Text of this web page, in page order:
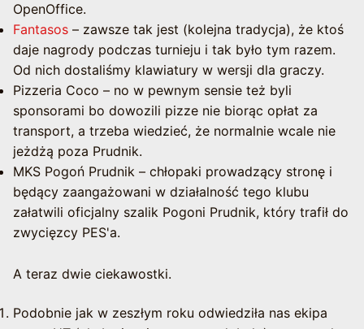
OpenOffice.
Fantasos – zawsze tak jest (kolejna tradycja), że ktoś
daje nagrody podczas turnieju i tak było tym razem.
Od nich dostaliśmy klawiatury w wersji dla graczy.
Pizzeria Coco – no w pewnym sensie też byli
sponsorami bo dowozili pizze nie biorąc opłat za
transport, a trzeba wiedzieć, że normalnie wcale nie
jeżdżą poza Prudnik.
MKS Pogoń Prudnik – chłopaki prowadzący stronę i
będący zaangażowani w działalność tego klubu
załatwili oficjalny szalik Pogoni Prudnik, który trafił do
zwycięzcy PES'a.
A teraz dwie ciekawostki.
Podobnie jak w zeszłym roku odwiedziła nas ekipa